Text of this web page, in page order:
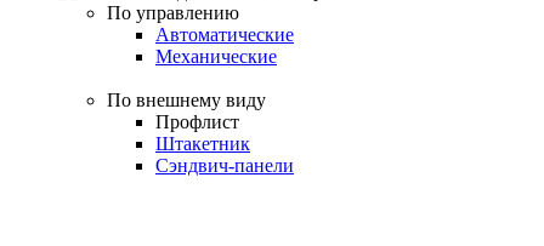
По управлению
Автоматические
Механические
По внешнему виду
Профлист
Штакетник
Сэндвич-панели